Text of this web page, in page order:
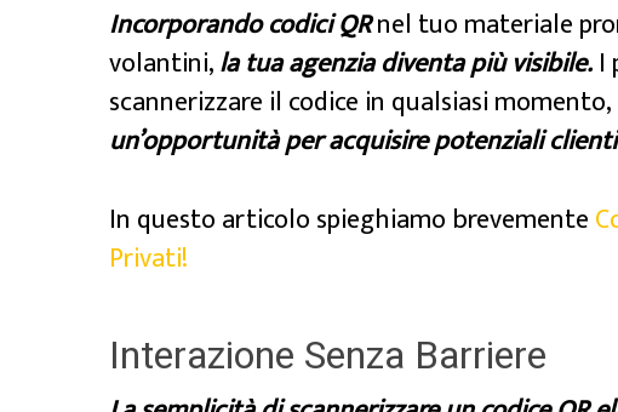
Incorporando codici QRnel tuo materiale
volantini,la tua agenzia diventa più visibile.I
scannerizzare il codice in qualsiasi momento,
un’opportunità per acquisire potenziali
In questo articolo spieghiamo brevemente
Privati!
Interazione Senza Barriere